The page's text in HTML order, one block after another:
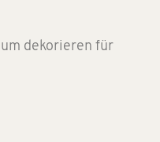
dekorieren für